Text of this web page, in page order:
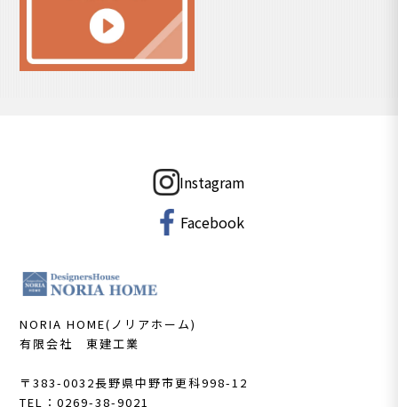
Instagram
Facebook
NORIA HOME(ノリアホーム)
有限会社 東建工業
〒383-0032長野県中野市更科998-12
TEL：0269-38-9021